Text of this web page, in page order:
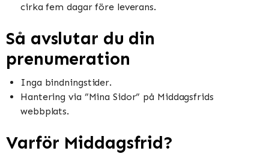
cirka fem dagar före leverans.
Så avslutar du din
prenumeration
Inga bindningstider.
Hantering via ”Mina Sidor” på Middagsfrids
webbplats.
Varför Middagsfrid?